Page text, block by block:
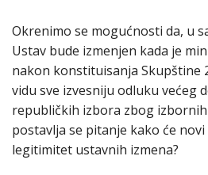
Okrenimo se mogućnosti da, u
Ustav bude izmenjen kada je
nakon konstituisanja Skupštine
vidu sve izvesniju odluku većeg
republičkih izbora zbog
postavlja se pitanje kako će
legitimitet ustavnih izmena?